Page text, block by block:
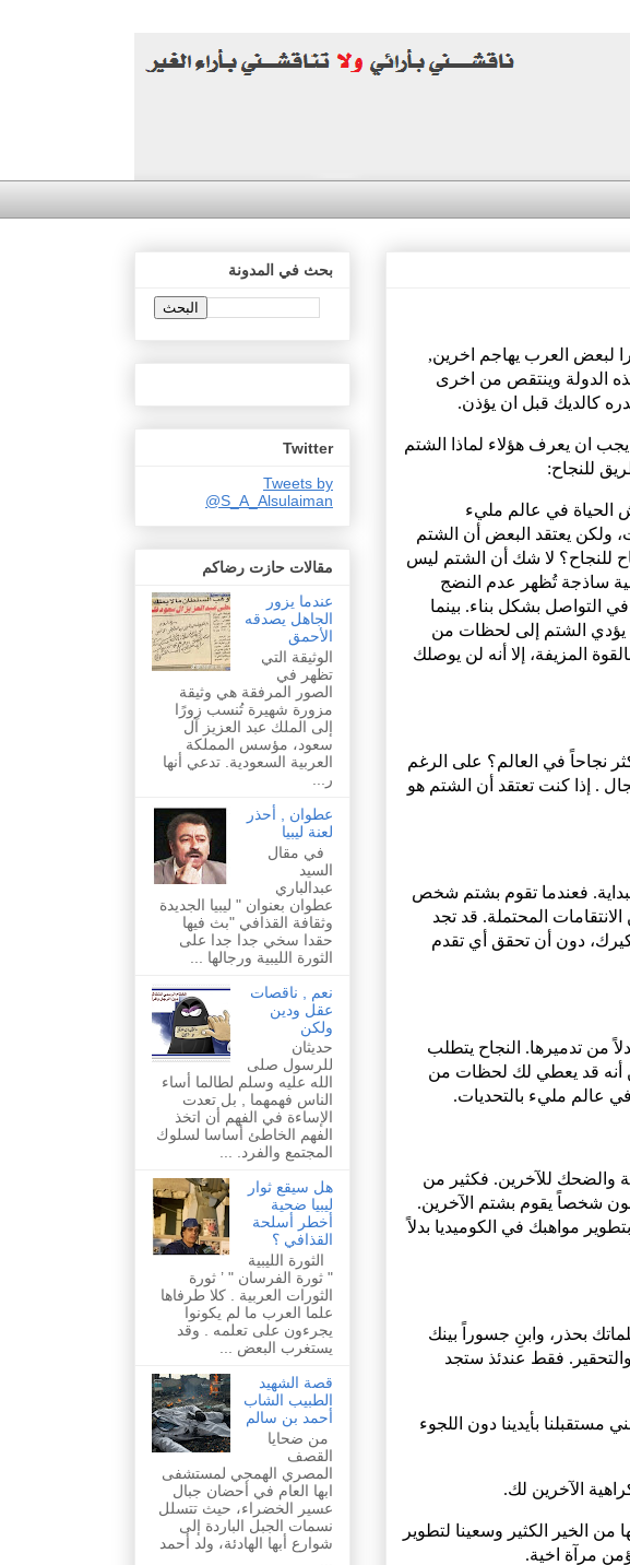
لبعض العرب يهاجم اخرين,
الدولة وينتقص من اخرى
كالديك قبل ان يؤذن.
يجب ان يعرف هؤلاء لماذا الشتم
للنجاح:
الحياة في عالم مليء
ولكن يعتقد البعض أن الشتم
للنجاح؟ لا شك أن الشتم ليس
ساذجة تُظهر عدم النضج
التواصل بشكل بناء. بينما
يؤدي الشتم إلى لحظات من
المزيفة، إلا أنه لن يوصلك
نجاحاً في العالم؟ على الرغم
. إذا كنت تعتقد أن الشتم هو
فعندما تقوم بشتم شخص
المحتملة. قد تجد
دون أن تحقق أي تقدم
من تدميرها. النجاح يتطلب
أنه قد يعطي لك لحظات من
عالم مليء بالتحديات.
والضحك للآخرين. فكثير من
شخصاً يقوم بشتم الآخرين.
مواهبك في الكوميديا بدلاً
بحذر، وابنِ جسوراً بينك
والتحقير. فقط عندئذ ستجد
مستقبلنا بأيدينا دون اللجوء
الآخرين لك.
الخير الكثير وسعينا لتطوير
مرآة اخية.
بحث في المدونة
Twitter
Tweets by
@S_A_Alsulaiman
مقالات حازت رضاكم
عندما يزور
الجاهل يصدقه
الأحمق
الوثيقة التي
تظهر في
الصور المرفقة هي وثيقة
مزورة شهيرة تُنسب زورًا
إلى الملك عبد العزيز آل
سعود، مؤسس المملكة
العربية السعودية. تدعي أنها
ر...
عطوان , أحذر
لعنة ليبيا
في مقال
السيد
عبدالباري
عطوان بعنوان " ليبيا الجديدة
وثقافة القذافي "بث فيها
حقدا سخي جدا جدا على
الثورة الليبية ورجالها ...
نعم , ناقصات
عقل ودين
ولكن
حديثان
للرسول صلى
الله عليه وسلم لطالما أساء
الناس فهمهما , بل تعدت
الإساءة في الفهم أن اتخذ
الفهم الخاطئ أساسا لسلوك
المجتمع والفرد. ...
هل سيقع ثوار
ليبيا ضحية
أخطر أسلحة
القذافي ؟
الثورة الليبية
" ثورة الفرسان " ’ ثورة
الثورات العربية . كلا طرفاها
علما العرب ما لم يكونوا
يجرءون على تعلمه . وقد
يستغرب البعض ...
قصة الشهيد
الطبيب الشاب
أحمد بن سالم
من ضحايا
القصف
المصري الهمجي لمستشفى
ابها العام في أحضان جبال
عسير الخضراء، حيث تتسلل
نسمات الجبل الباردة إلى
شوارع أبها الهادئة، ولد أحمد